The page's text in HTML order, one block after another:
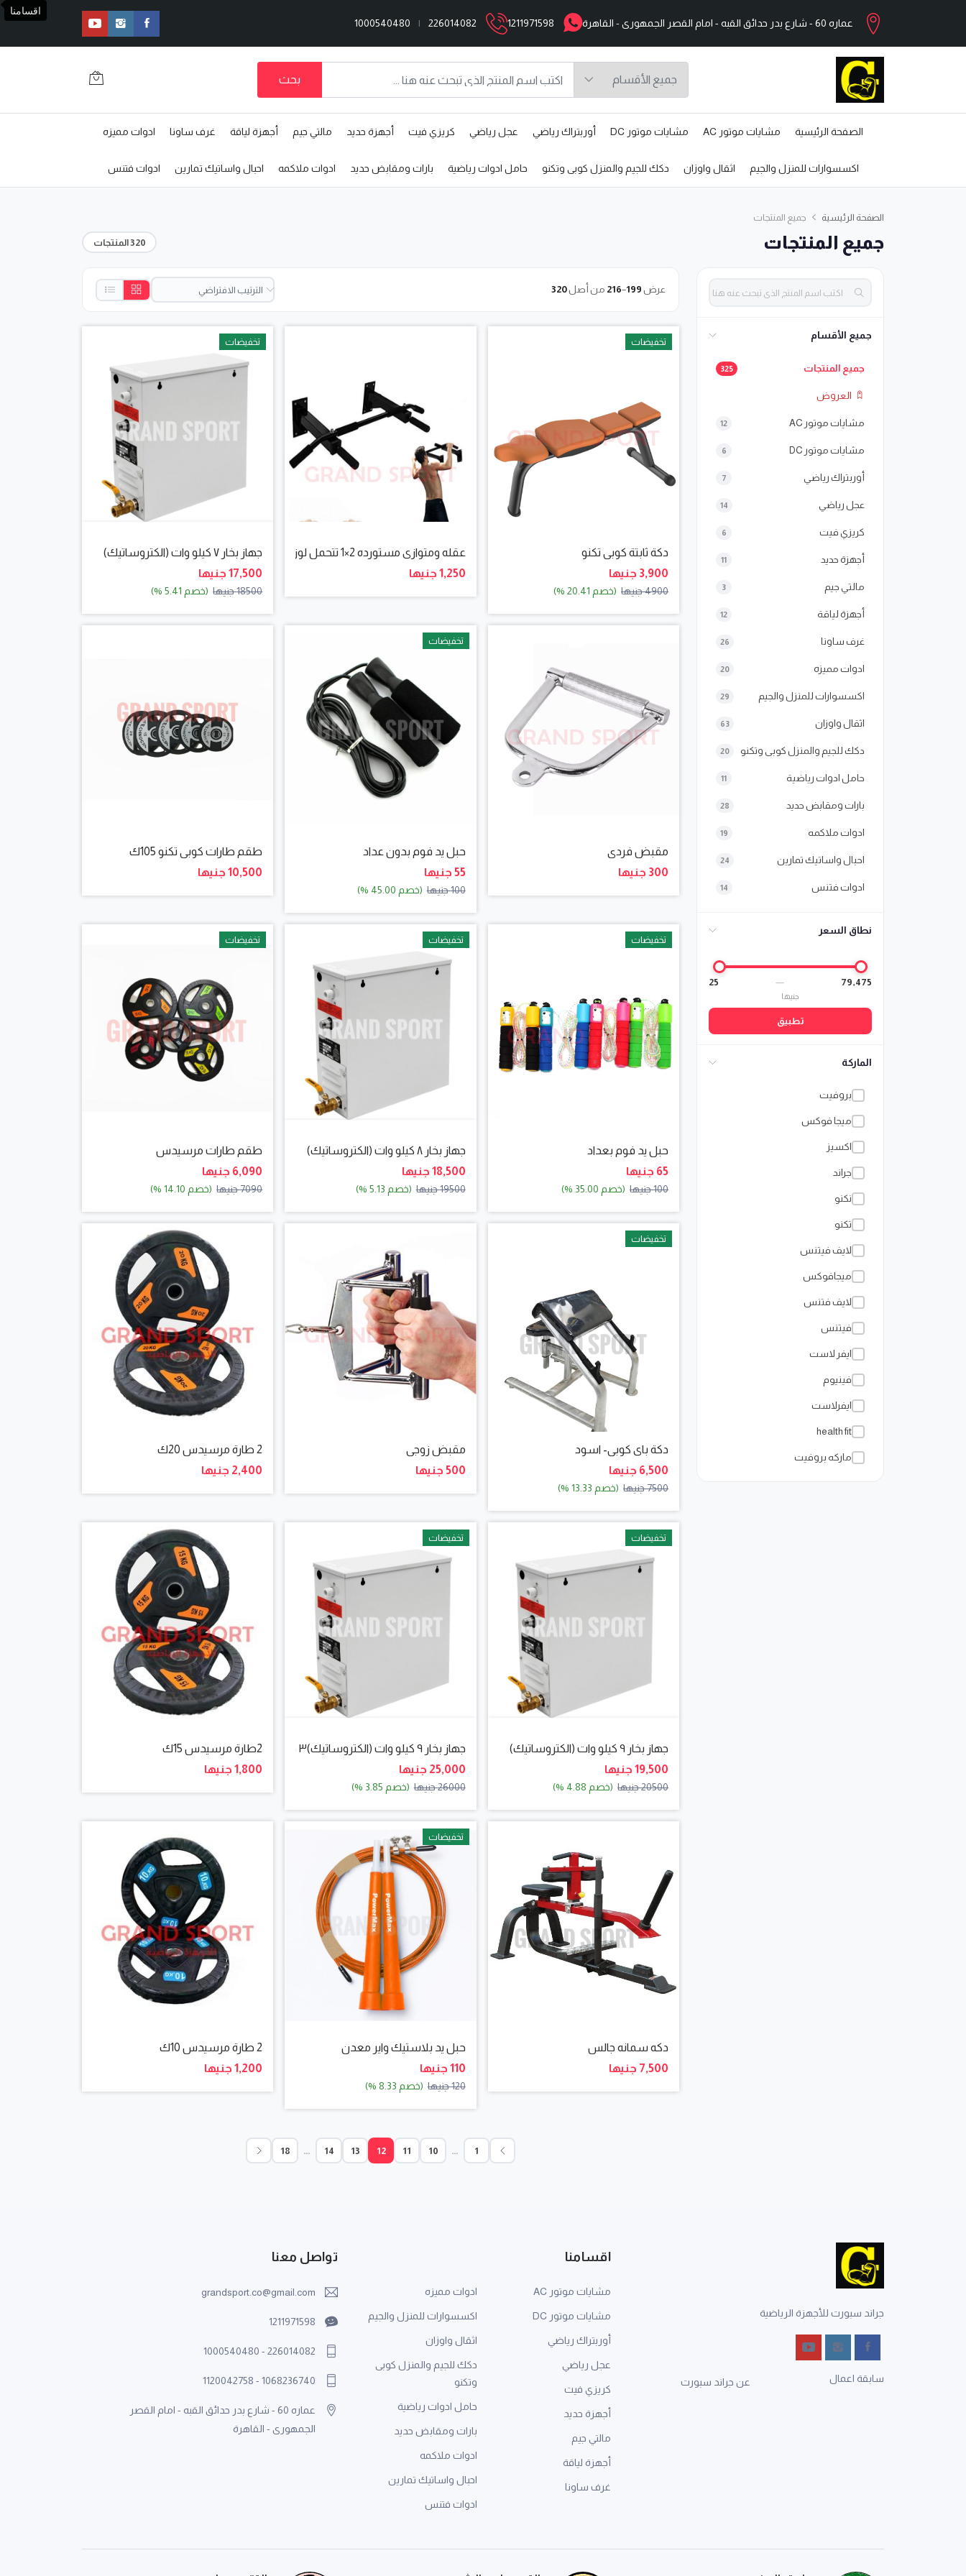
عماره 60 - شارع بدر حدائق القبه - امام القصر الجمهورى - القاهرة 1211971598
226014082
|
1000540480
بحث
الصفحة الرئيسية مشايات موتور AC مشايات موتور DC أوربتراك رياضي عجل رياضي كريزي فيت أجهزة حديد مالتي جيم أجهزة لياقة غرف ساونا ادوات مميزه
اكسسوارات للمنزل والجيم اثقال واوزان دكك للجيم والمنزل كوبى وتكنو حامل ادوات رياضية بارات ومقابض حديد ادوات ملاكمه احبال واساتيك تمارين ادوات فتنس
الصفحة الرئيسية جميع المنتجات
جميع المنتجات 320 المنتجات
جميع الأقسام
جميع المنتجات 325
العروض
مشايات موتور AC 12
مشايات موتور DC 6
أوربتراك رياضي 7
عجل رياضي 14
كريزي فيت 6
أجهزة حديد 11
مالتي جيم 3
أجهزة لياقة 12
غرف ساونا 26
ادوات مميزه 20
اكسسوارات للمنزل والجيم 29
اثقال واوزان 63
دكك للجيم والمنزل كوبى وتكنو 20
حامل ادوات رياضية 11
بارات ومقابض حديد 28
ادوات ملاكمه 19
احبال واساتيك تمارين 24
ادوات فتنس 14
نطاق السعر
25 — 79,475
جنيها
تطبيق
الماركة
بروفيت
ميجا فوكس
اكسيز
جراند
نكنو
تكنو
لايف فيتنس
ميجافوكس
لايف فتنس
فيتنس
ايفر لاست
فينيوم
ايفرلاست
health fit
ماركه بروفيت
عرض 199
–
216 من أصل320
تخفيضات
دكة ثابتة كوبي تكنو
3,900 جنيها
4900 جنيها (خصم 20.41 %)
عقله ومتوازي مستورده 2×1 تتحمل لوزن 250ك
1,250 جنيها
تخفيضات
جهاز بخار ٧ كيلو وات (الكتروساتيك)
17,500 جنيها
18500 جنيها (خصم 5.41 %)
مقبض فردى
300 جنيها
تخفيضات
حبل يد فوم بدون عداد
55 جنيها
100 جنيها (خصم 45.00 %)
طقم طارات كوبى تكنو 105ك
10,500 جنيها
تخفيضات
حبل يد فوم بعداد
65 جنيها
100 جنيها (خصم 35.00 %)
تخفيضات
جهاز بخار ٨ كيلو وات (الكتروساتيك)
18,500 جنيها
19500 جنيها (خصم 5.13 %)
تخفيضات
طقم طارات مرسيدس
6,090 جنيها
7090 جنيها (خصم 14.10 %)
تخفيضات
دكة باي كوبي- اسود
6,500 جنيها
7500 جنيها (خصم 13.33 %)
مقبض زوجى
500 جنيها
2 طارة مرسيدس 20ك
2,400 جنيها
تخفيضات
جهاز بخار ٩ كيلو وات (الكتروساتيك)
19,500 جنيها
20500 جنيها (خصم 4.88 %)
تخفيضات
جهاز بخار ٩ كيلو وات (الكتروساتيك)٣ فاز
25,000 جنيها
26000 جنيها (خصم 3.85 %)
2طارة مرسيدس 15ك
1,800 جنيها
دكه سمانه جالس
7,500 جنيها
تخفيضات
حبل يد بلاستيك واير معدن
110 جنيها
120 جنيها (خصم 8.33 %)
2 طارة مرسيدس 10ك
1,200 جنيها
1
…
10
11
12
13
14
…
18
جراند سبورت للأجهزة الرياضية
سابقة اعمال عن جراند سبورت
اقسامنا
مشايات موتور AC
مشايات موتور DC
أوربتراك رياضي
عجل رياضي
كريزي فيت
أجهزة حديد
مالتي جيم
أجهزة لياقة
غرف ساونا
ادوات مميزه
اكسسوارات للمنزل والجيم
اثقال واوزان
دكك للجيم والمنزل كوبى
وتكنو
حامل ادوات رياضية
بارات ومقابض حديد
ادوات ملاكمه
احبال واساتيك تمارين
ادوات فتنس
تواصل معنا
grandsport.co@gmail.com
1211971598
226014082
-
1000540480
1068236740
-
1120042758
عماره 60 - شارع بدر حدائق القبه - امام القصر
الجمهورى - القاهرة
اقسامنا